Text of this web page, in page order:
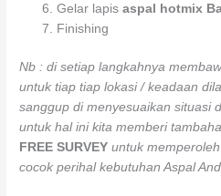
Gelar lapisaspal hotmix
Finishing
Nb : di setiap langkahnya
untuk tiap tiap lokasi / keadaan
sanggup di menyesuaikan situasi
untuk hal ini kita memberi
FREE SURVEY untuk
cocok perihal kebutuhan Aspal